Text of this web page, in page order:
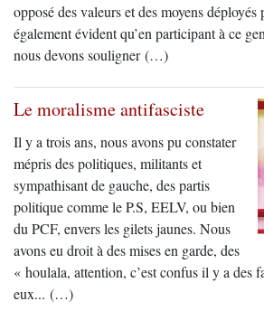
opposé des valeurs et des moyens
également évident qu’en participant à ce
nous devons souligner (…)
Le moralisme antifasciste
Il y a trois ans, nous avons pu constater
mépris des politiques, militants et
sympathisant de gauche, des partis
politique comme le P.S, EELV, ou bien
du PCF, envers les gilets jaunes. Nous
avons eu droit à des mises en garde, des
« houlala, attention, c’est confus il y a des
eux... (…)